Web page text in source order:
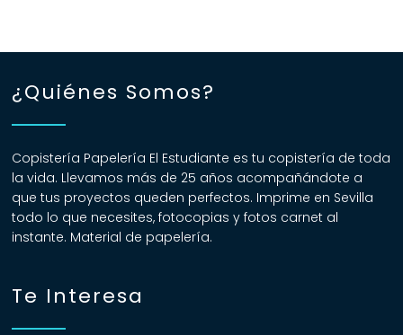
¿Quiénes Somos?
Copistería Papelería El Estudiante es tu copistería de toda
la vida. Llevamos más de 25 años acompañándote a
que tus proyectos queden perfectos. Imprime en Sevilla
todo lo que necesites, fotocopias y fotos carnet al
instante. Material de papelería.
Te Interesa